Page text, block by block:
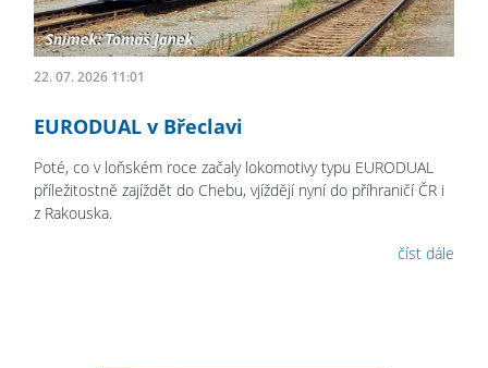
22. 07. 2026 11:01
EURODUAL v Břeclavi
Poté, co v loňském roce začaly lokomotivy typu EURODUAL
příležitostně zajíždět do Chebu, vjíždějí nyní do příhraničí ČR i
z Rakouska.
číst dále